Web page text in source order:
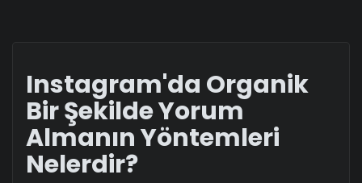
Instagram'da Organik
Bir Şekilde Yorum
Almanın Yöntemleri
Nelerdir?